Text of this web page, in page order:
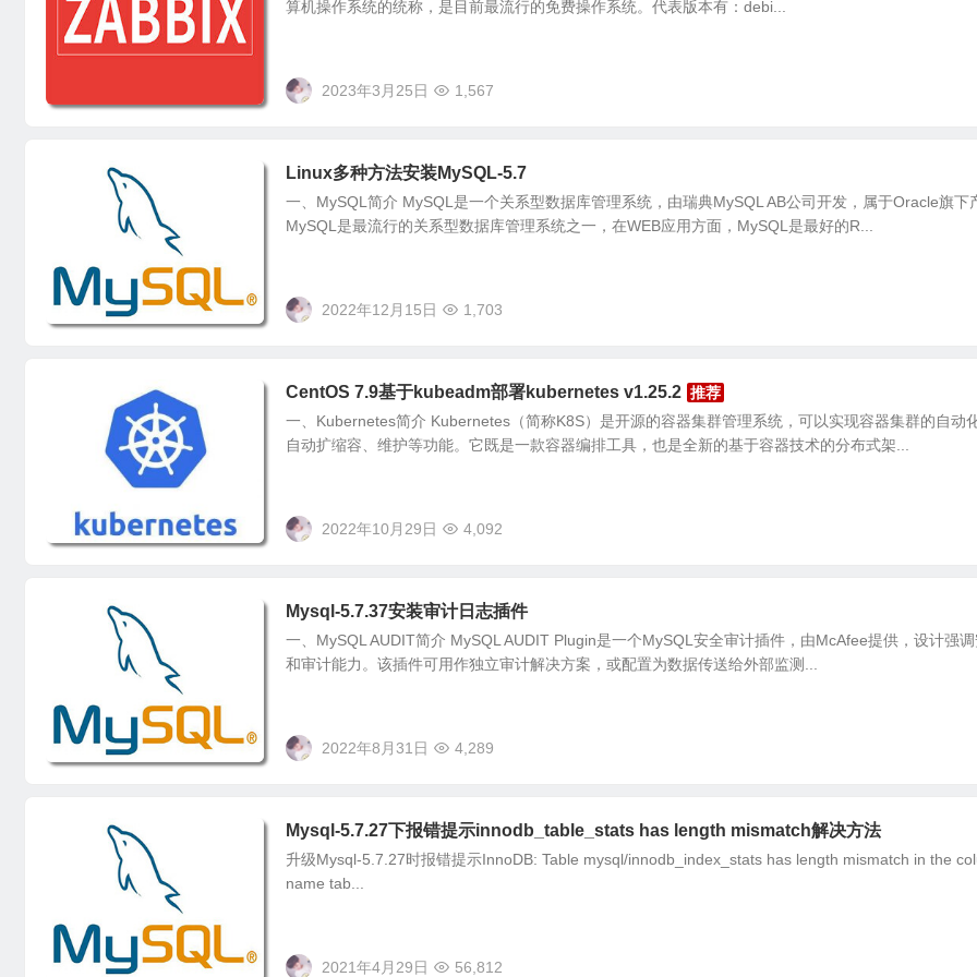
算机操作系统的统称，是目前最流行的免费操作系统。代表版本有：debi...
2023年3月25日 1,567
Linux多种方法安装MySQL-5.7
一、MySQL简介 MySQL是一个关系型数据库管理系统，由瑞典MySQL AB公司开发，属于Oracle旗下
MySQL是最流行的关系型数据库管理系统之一，在WEB应用方面，MySQL是最好的R...
2022年12月15日 1,703
CentOS 7.9基于kubeadm部署kubernetes v1.25.2
一、Kubernetes简介 Kubernetes（简称K8S）是开源的容器集群管理系统，可以实现容器集群的自动化
自动扩缩容、维护等功能。它既是一款容器编排工具，也是全新的基于容器技术的分布式架...
2022年10月29日 4,092
Mysql-5.7.37安装审计日志插件
一、MySQL AUDIT简介 MySQL AUDIT Plugin是一个MySQL安全审计插件，由McAfee提供，设计强
和审计能力。该插件可用作独立审计解决方案，或配置为数据传送给外部监测...
2022年8月31日 4,289
Mysql-5.7.27下报错提示innodb_table_stats has length mismatch解决方法
升级Mysql-5.7.27时报错提示InnoDB: Table mysql/innodb_index_stats has length mismatch in the
name tab...
2021年4月29日 56,812